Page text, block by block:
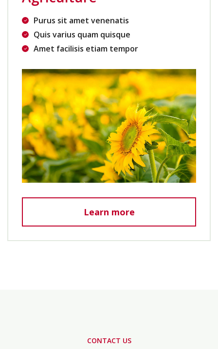
Purus sit amet venenatis
Quis varius quam quisque
Amet facilisis etiam tempor
Learn more
CONTACT US